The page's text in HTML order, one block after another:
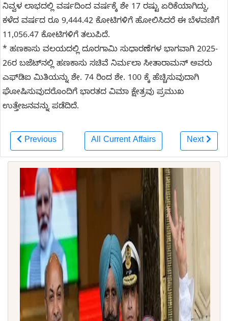
ನಿವ್ವಳ ಲಾಭದಲ್ಲಿ ವರ್ಷದಿಂದ ವರ್ಷಕ್ಕೆ ಶೇ 17 ರಷ್ಟು ಏರಿಕೆಯಾಗಿದ್ದು,
ಕಳೆದ ವರ್ಷದ ರೂ 9,444.42 ಕೋಟಿಗಳಿಗೆ ಹೋಲಿಸಿದರೆ ಈ ಬೆಳವಣಿಗೆ
11,056.47 ಕೋಟಿಗಳಿಗೆ ತಲುಪಿದೆ.
* ಹಣಕಾಸು ವಲಯದಲ್ಲಿ ದೂರಗಾಮಿ ಸುಧಾರಣೆಗಳ ಭಾಗವಾಗಿ 2025-
26ರ ಬಜೆಟ್‌ನಲ್ಲಿ ಹಣಕಾಸು ಸಚಿವೆ ನಿರ್ಮಲಾ ಸೀತಾರಾಮನ್ ಅವರು
ಎಫ್‌ಡಿಐ ಮಿತಿಯನ್ನು ಶೇ. 74 ರಿಂದ ಶೇ. 100 ಕ್ಕೆ ಹೆಚ್ಚಿಸುವುದಾಗಿ
ಘೋಷಿಸುವುದರೊಂದಿಗೆ ಭಾರತದ ವಿಮಾ ಕ್ಷೇತ್ರವು ಪ್ರಮುಖ
ಉತ್ತೇಜನವನ್ನು ಪಡೆದಿದೆ.
Previous All Current Affairs Next